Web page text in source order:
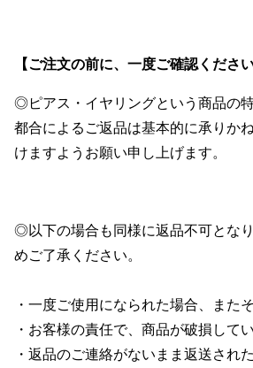
【ご注文の前に、一度ご確認ください
◎ピアス・イヤリングという商品の
都合によるご返品は基本的に承りか
けますようお願い申し上げます。
◎以下の場合も同様に返品不可とな
めご了承ください。
・一度ご使用になられた場合、また
・お客様の責任で、商品が破損してい
・返品のご連絡がないまま返送された